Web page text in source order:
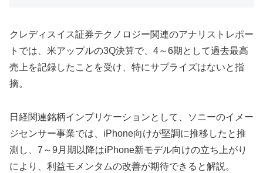
クレディスイス証券テクノロジー関連のアナリストレポー
トでは、米アップルの3Q決算で、4～6期として過去最高
売上を記録したことを受け、特にサプライズはないと指
摘。
日経関連銘柄インプリケーションとして、ソニーのイメー
ジセンサー事業では、iPhone向けが堅調に推移したと推
測し、7～9月期以降はiPhone新モデル向けの立ち上がり
により、利益モメンタムの改善が期待できると解説。